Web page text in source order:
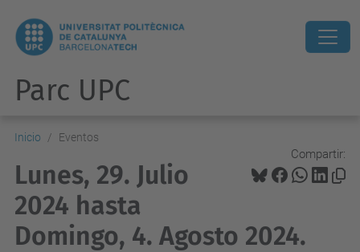
Parc UPC
Inicio Eventos
Compartir:
Lunes, 29. Julio
2024 hasta
Domingo, 4. Agosto 2024.